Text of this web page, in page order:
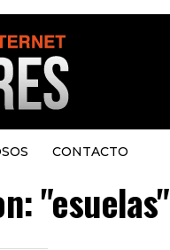
CONTACTO
"esuelas"